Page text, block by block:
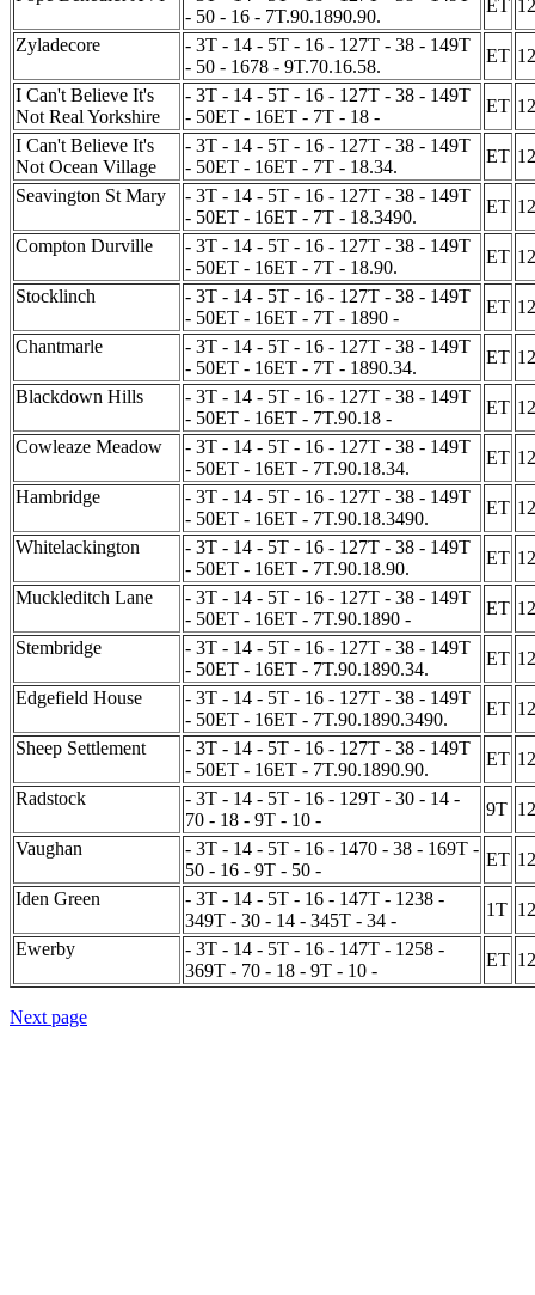
- 50 - 16 - 7T.90.1890.90.
ET 12
Zyladecore
- 3T - 14 - 5T - 16 - 127T - 38 - 149T
- 50 - 1678 - 9T.70.16.58.
ET 12
I Can't Believe It's
Not Real Yorkshire
- 3T - 14 - 5T - 16 - 127T - 38 - 149T
- 50ET - 16ET - 7T - 18 -
ET 12
I Can't Believe It's
Not Ocean Village
- 3T - 14 - 5T - 16 - 127T - 38 - 149T
- 50ET - 16ET - 7T - 18.34.
ET 12
Seavington St Mary
- 3T - 14 - 5T - 16 - 127T - 38 - 149T
- 50ET - 16ET - 7T - 18.3490.
ET 12
Compton Durville
- 3T - 14 - 5T - 16 - 127T - 38 - 149T
- 50ET - 16ET - 7T - 18.90.
ET 12
Stocklinch
- 3T - 14 - 5T - 16 - 127T - 38 - 149T
- 50ET - 16ET - 7T - 1890 -
ET 12
Chantmarle
- 3T - 14 - 5T - 16 - 127T - 38 - 149T
- 50ET - 16ET - 7T - 1890.34.
ET 12
Blackdown Hills
- 3T - 14 - 5T - 16 - 127T - 38 - 149T
- 50ET - 16ET - 7T.90.18 -
ET 12
Cowleaze Meadow
- 3T - 14 - 5T - 16 - 127T - 38 - 149T
- 50ET - 16ET - 7T.90.18.34.
ET 12
Hambridge
- 3T - 14 - 5T - 16 - 127T - 38 - 149T
- 50ET - 16ET - 7T.90.18.3490.
ET 12
Whitelackington
- 3T - 14 - 5T - 16 - 127T - 38 - 149T
- 50ET - 16ET - 7T.90.18.90.
ET 12
Muckleditch Lane
- 3T - 14 - 5T - 16 - 127T - 38 - 149T
- 50ET - 16ET - 7T.90.1890 -
ET 12
Stembridge
- 3T - 14 - 5T - 16 - 127T - 38 - 149T
- 50ET - 16ET - 7T.90.1890.34.
ET 12
Edgefield House
- 3T - 14 - 5T - 16 - 127T - 38 - 149T
- 50ET - 16ET - 7T.90.1890.3490.
ET 12
Sheep Settlement
- 3T - 14 - 5T - 16 - 127T - 38 - 149T
- 50ET - 16ET - 7T.90.1890.90.
ET 12
Radstock
- 3T - 14 - 5T - 16 - 129T - 30 - 14 -
70 - 18 - 9T - 10 -
9T 12
Vaughan
- 3T - 14 - 5T - 16 - 1470 - 38 - 169T -
50 - 16 - 9T - 50 -
ET 12
Iden Green
- 3T - 14 - 5T - 16 - 147T - 1238 -
349T - 30 - 14 - 345T - 34 -
1T 12
Ewerby
- 3T - 14 - 5T - 16 - 147T - 1258 -
369T - 70 - 18 - 9T - 10 -
ET 12
Next page